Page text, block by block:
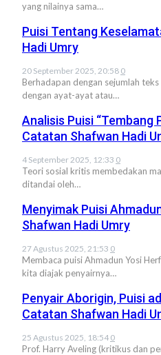
yang nilainya sama…
Puisi Tentang
Hadi Umry
20 September 2025, 20:58 0
Berhadapan dengan sejumlah
dengan ayat-ayat atau…
Analisis Puisi “Tembang
Catatan Shafwan Hadi
4 September 2025, 12:33 0
Teori sosial kritis membedakan
ditandai oleh…
Menyimak Puisi
Shafwan Hadi Umry
27 Agustus 2025, 21:53 0
Membaca puisi Ahmadun Yosi
kita diajak penyairnya…
Penyair Aborigin, Puisi
Catatan Shafwan Hadi
25 Agustus 2025, 18:54 0
Prof. Harry Aveling (kritikus dan